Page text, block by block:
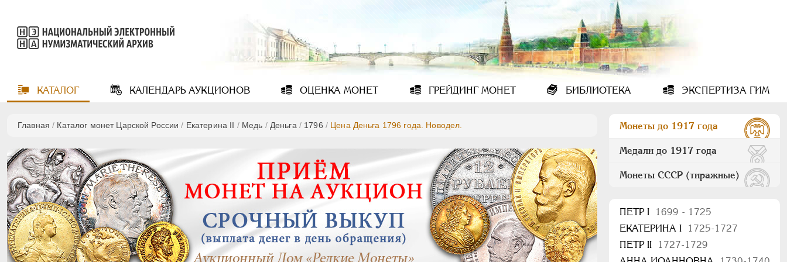
КАТАЛОГ КАЛЕНДАРЬАУКЦИОНОВ ОЦЕНКА МОНЕТ ГРЕЙДИНГМОНЕТ БИБЛИОТЕКА ЭКСПЕРТИЗА ГИМ
Главная / Каталог монет Царской России / Екатерина II / Медь / Деньга / 1796 / Цена Деньга 1796 года. Новодел. Монеты до 1917 года
Медали до 1917 года
Монеты СССР (тиражные)
ПEТР I
1699 - 1725
ЕКАТЕРИНА I
1725-1727
ПЕТР II
1727-1729